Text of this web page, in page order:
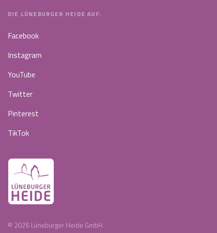
DIE LÜNEBURGER HEIDE AUF:
Facebook
Instagram
YouTube
Twitter
Pinterest
TikTok
© 2026 Lüneburger Heide GmbH